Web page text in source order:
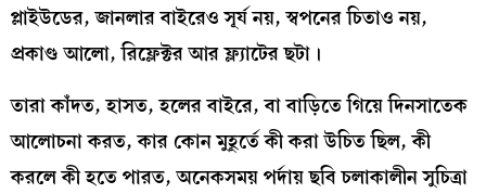
প্লাইউডের, জানলার বাইরেও সূর্য নয়, স্বপনের চিতাও নয়,
প্রকাণ্ড আলো, রিফ্লেক্টর আর ফ্ল্যাটের ছটা।
তারা কাঁদত, হাসত, হলের বাইরে, বা বাড়িতে গিয়ে দিনসাতেক
আলোচনা করত, কার কোন মুহূর্তে কী করা উচিত ছিল, কী
করলে কী হতে পারত, অনেকসময় পর্দায় ছবি চলাকালীন সুচিত্রা